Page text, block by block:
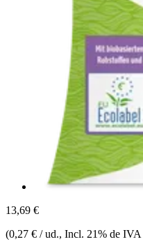
13,69 €
(0,27 € / ud., Incl. 21% de IVA